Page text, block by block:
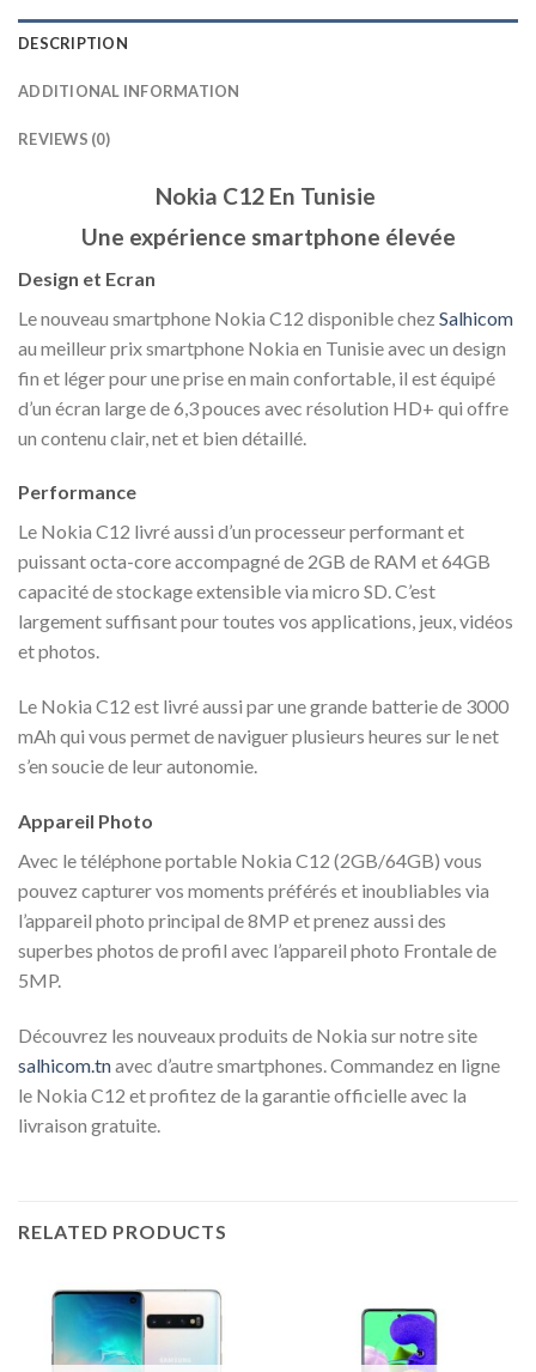
DESCRIPTION
ADDITIONAL INFORMATION
REVIEWS (0)
Nokia C12 En Tunisie
Une expérience smartphone élevée
Design et Ecran
Le nouveau smartphone Nokia C12 disponible chez Salhicom
au meilleur prix smartphone Nokia en Tunisie avec un design
fin et léger pour une prise en main confortable, il est équipé
d’un écran large de 6,3 pouces avec résolution HD+ qui offre
un contenu clair, net et bien détaillé.
Performance
Le Nokia C12 livré aussi d’un processeur performant et
puissant octa-core accompagné de 2GB de RAM et 64GB
capacité de stockage extensible via micro SD. C’est
largement suffisant pour toutes vos applications, jeux, vidéos
et photos.
Le Nokia C12 est livré aussi par une grande batterie de 3000
mAh qui vous permet de naviguer plusieurs heures sur le net
s’en soucie de leur autonomie.
Appareil Photo
Avec le téléphone portable Nokia C12 (2GB/64GB) vous
pouvez capturer vos moments préférés et inoubliables via
l’appareil photo principal de 8MP et prenez aussi des
superbes photos de profil avec l’appareil photo Frontale de
5MP.
Découvrez les nouveaux produits de Nokia sur notre site
salhicom.tnavec d’autre smartphones. Commandez en ligne
le Nokia C12 et profitez de la garantie officielle avec la
livraison gratuite.
RELATED PRODUCTS